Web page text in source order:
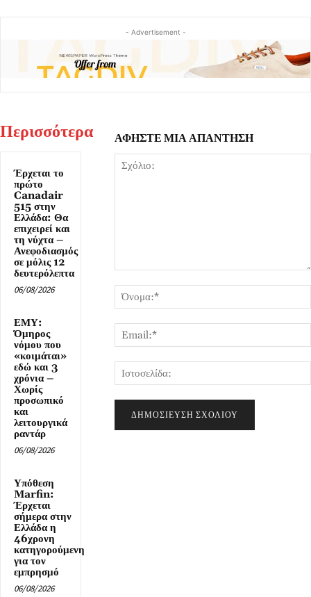
- Advertisement -
Περισσότερα
Έρχεται το
πρώτο
Canadair
515 στην
Ελλάδα: Θα
επιχειρεί και
τη νύχτα –
Ανεφοδιασμός
σε μόλις 12
δευτερόλεπτα
06/08/2026
ΕΜΥ:
Όμηρος
νόμου που
«κοιμάται»
εδώ και 3
χρόνια –
Χωρίς
προσωπικό
και
λειτουργικά
ραντάρ
06/08/2026
Υπόθεση
Marfin:
Έρχεται
σήμερα στην
Ελλάδα η
46χρονη
κατηγορούμενη
για τον
εμπρησμό
06/08/2026
ΑΦΗΣΤΕ ΜΙΑ ΑΠΑΝΤΗΣΗ